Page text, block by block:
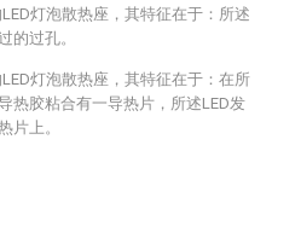
灯泡散热座，其特征在于：所述
的过孔。
灯泡散热座，其特征在于：在所
热胶粘合有一导热片，所述LED发
片上。